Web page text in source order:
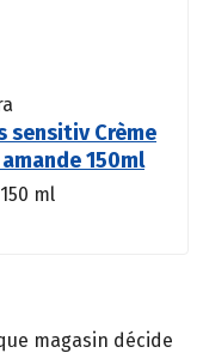
sensitiv Crème
150ml
150 ml
magasin décide